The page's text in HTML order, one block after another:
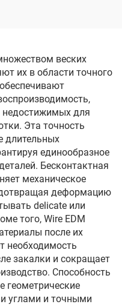
веских
их в области точного
недостижимых для
Эта точность
длительных
единообразное
Бесконтактная
механическое
деформацию
delicate или
того, Wire EDM
после их
необходимость
закалки и сокращает
Способность
геометрические
углами и точными